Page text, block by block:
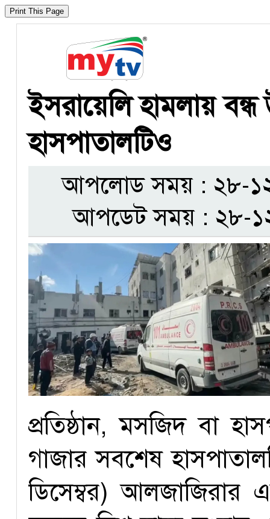
ইসরায়েলি হামলায়
হাসপাতালটিও
আপলোড সময় : ২৮-
আপডেট সময় : ২৮-
প্রতিষ্ঠান, মসজিদ বা
গাজার সবশেষ
ডিসেম্বর) আলজাজিরার